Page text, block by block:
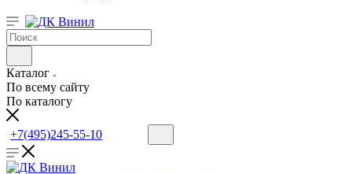
Каталог
По всему сайту
По каталогу
+7(495)245-55-10